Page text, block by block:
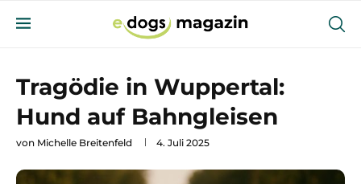
Tragödie in Wuppertal:
Hund auf Bahngleisen
von Michelle Breitenfeld 4. Juli 2025